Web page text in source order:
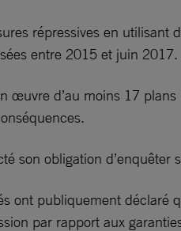
répressives en
entre 2015 et juin 2017.
œuvre d’au moins 17
son obligation
ont publiquement déclaré
par rapport aux